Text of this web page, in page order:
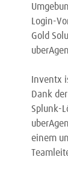
Login-
Gold
Inventx
Dank
Splunk-
einem